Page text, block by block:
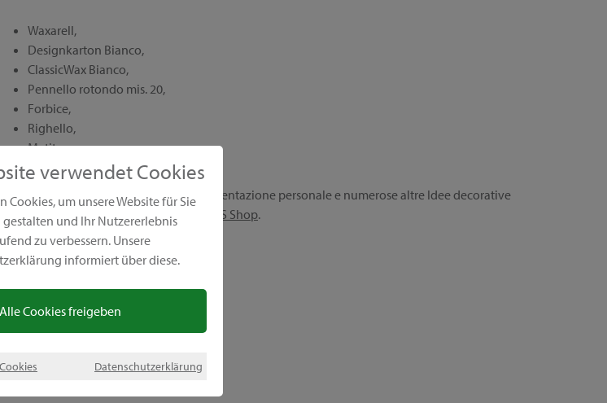
verwendet Cookies
Cookies, um unsere Website für Sie
und Ihr Nutzererlebnis
zu verbessern. Unsere
informiert über diese.
Alle Cookies freigeben
Datenschutzerklärung
Waxarell,
Designkarton Bianco,
ClassicWax Bianco,
Pennello rotondo mis. 20,
Forbice,
Righello,
Matita,
Bicchiere
Troverai tutti i prodotti compresa una presentazione personale e numerose altre Idee decorative
dalla nostra
consulente GONIS o nel GONIS Shop.